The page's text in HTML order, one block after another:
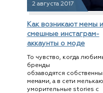
2 августа 2017
Как возникают мемы и
смешные инстаграм-
аккаунты о моде
То чувство, когда
бренды
обзаводятся
мемами, а в сети
уморительные stories с